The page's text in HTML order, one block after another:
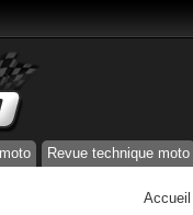
Revue technique moto
Accueil